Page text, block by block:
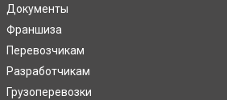
Документы
Франшиза
Перевозчикам
Разработчикам
Грузоперевозки